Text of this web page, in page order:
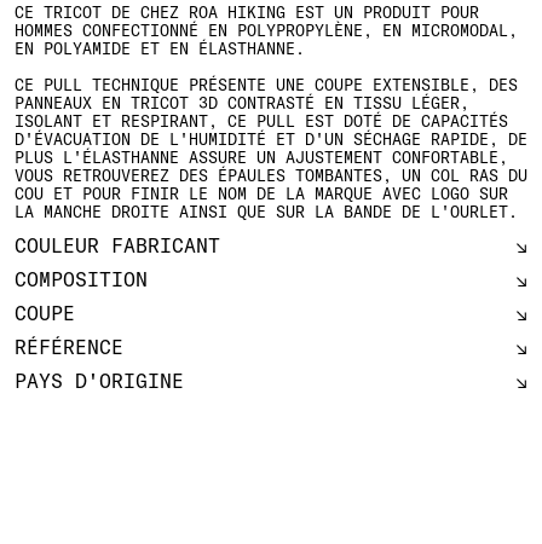
CE TRICOT DE CHEZ ROA HIKING EST UN PRODUIT POUR
HOMMES CONFECTIONNÉ EN POLYPROPYLÈNE, EN MICROMODAL,
EN POLYAMIDE ET EN ÉLASTHANNE.
CE PULL TECHNIQUE PRÉSENTE UNE COUPE EXTENSIBLE, DES
PANNEAUX EN TRICOT 3D CONTRASTÉ EN TISSU LÉGER,
ISOLANT ET RESPIRANT, CE PULL EST DOTÉ DE CAPACITÉS
D'ÉVACUATION DE L'HUMIDITÉ ET D'UN SÉCHAGE RAPIDE, DE
PLUS L'ÉLASTHANNE ASSURE UN AJUSTEMENT CONFORTABLE,
VOUS RETROUVEREZ DES ÉPAULES TOMBANTES, UN COL RAS DU
COU ET POUR FINIR LE NOM DE LA MARQUE AVEC LOGO SUR
LA MANCHE DROITE AINSI QUE SUR LA BANDE DE L'OURLET.
COULEUR FABRICANT
COMPOSITION
COUPE
RÉFÉRENCE
PAYS D'ORIGINE